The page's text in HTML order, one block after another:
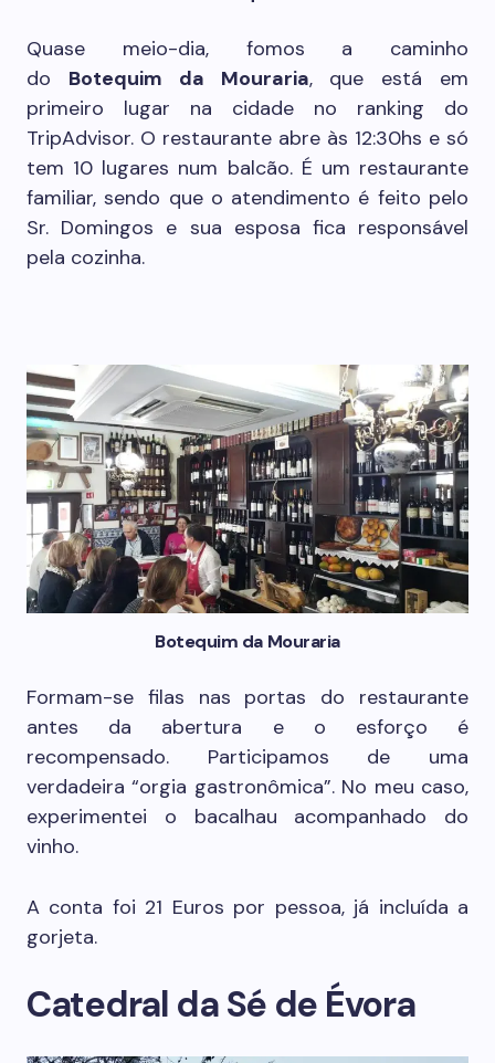
Quase meio-dia, fomos a caminho
do Botequim da Mouraria, que está em
primeiro lugar na cidade no ranking do
TripAdvisor. O restaurante abre às 12:30hs e só
tem 10 lugares num balcão. É um restaurante
familiar, sendo que o atendimento é feito pelo
Sr. Domingos e sua esposa fica responsável
pela cozinha.
Botequim da Mouraria
Formam-se filas nas portas do restaurante
antes da abertura e o esforço é
recompensado. Participamos de uma
verdadeira “orgia gastronômica”. No meu caso,
experimentei o bacalhau acompanhado do
vinho.
A conta foi 21 Euros por pessoa, já incluída a
gorjeta.
Catedral da Sé de Évora